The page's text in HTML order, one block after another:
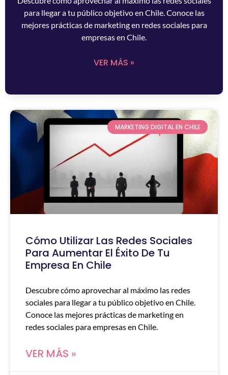
para llegar a tu público objetivo en Chile. Conoce las
mejores prácticas de marketing en redes sociales para
empresas en Chile.
VER MÁS »
MARKETING DIGITAL EN CHILE
Cómo Utilizar Las Redes Sociales
Para Aumentar El Éxito De Tu
Empresa En Chile
Descubre cómo aprovechar al máximo las redes
sociales para llegar a tu público objetivo en Chile.
Conoce las mejores prácticas de marketing en
redes sociales para empresas en Chile.
VER MÁS »